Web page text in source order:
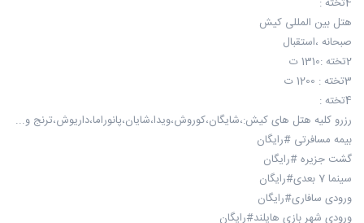
هتل بین المللی کیش
صبحانه ،استقبال
2تخته :1310 ت
3تخته : 1200 ت
4تخته :
رزرو کلیه هتل های کیش:،شایگان،کوروش،ویدا،شایان،پانوراما،داریوش،ترنج و...
بیمه مسافرتی #رایگان
گشت جزیره #رایگان
سینما 7 بعدی#رایگان
ورودی سافاری#رایگان
ورودی شهر بازی هایلند#رایگان